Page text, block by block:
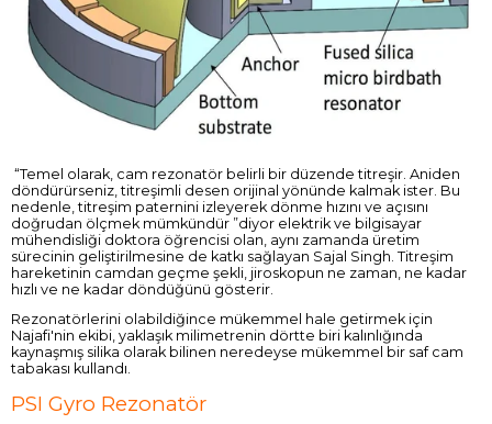
“Temel olarak, cam rezonatör belirli bir düzende titreşir. Aniden
döndürürseniz, titreşimli desen orijinal yönünde kalmak ister. Bu
nedenle, titreşim paternini izleyerek dönme hızını ve açısını
doğrudan ölçmek mümkündür ”diyor elektrik ve bilgisayar
mühendisliği doktora öğrencisi olan, aynı zamanda üretim
sürecinin geliştirilmesine de katkı sağlayan Sajal Singh. Titreşim
hareketinin camdan geçme şekli, jiroskopun ne zaman, ne kadar
hızlı ve ne kadar döndüğünü gösterir.
Rezonatörlerini olabildiğince mükemmel hale getirmek için
Najafi'nin ekibi, yaklaşık milimetrenin dörtte biri kalınlığında
kaynaşmış silika olarak bilinen neredeyse mükemmel bir saf cam
tabakası kullandı.
PSI Gyro Rezonatör